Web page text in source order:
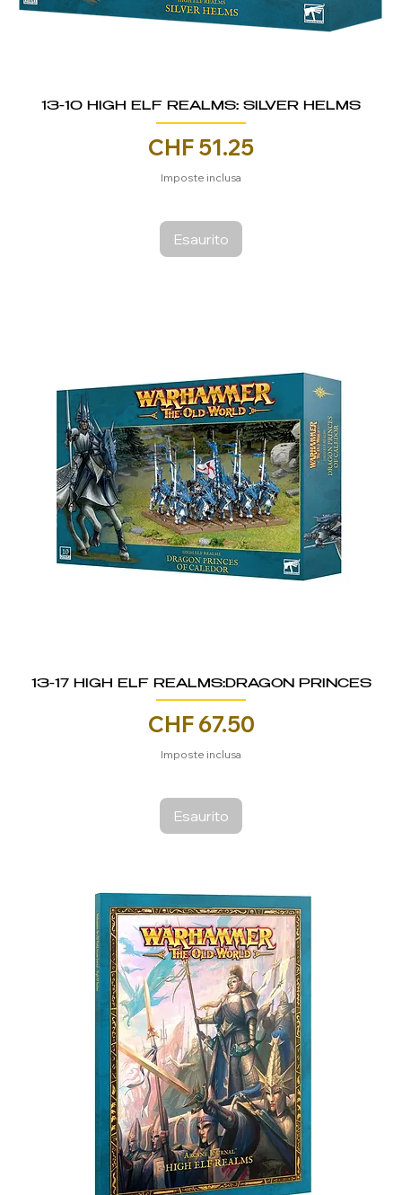
13-10 HIGH ELF REALMS: SILVER HELMS
Prezzo
CHF 51.25
Imposte inclusa
Esaurito
13-17 HIGH ELF REALMS:DRAGON PRINCES
Prezzo
CHF 67.50
Imposte inclusa
Esaurito